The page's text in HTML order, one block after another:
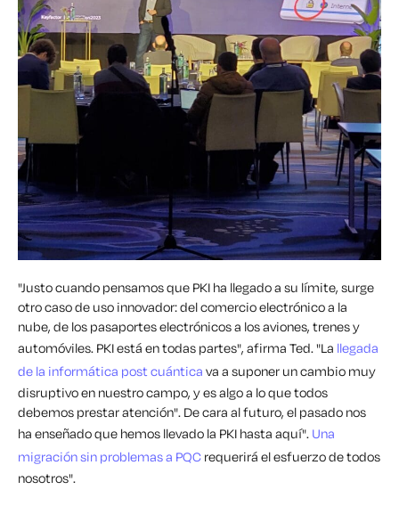
"Justo cuando pensamos que PKI ha llegado a su límite, surge
otro caso de uso innovador: del comercio electrónico a la
nube, de los pasaportes electrónicos a los aviones, trenes y
automóviles. PKI está en todas partes", afirma Ted. "La llegada
de la informática post cuántica va a suponer un cambio muy
disruptivo en nuestro campo, y es algo a lo que todos
debemos prestar atención". De cara al futuro, el pasado nos
ha enseñado que hemos llevado la PKI hasta aquí". Una
migración sin problemas a PQC requerirá el esfuerzo de todos
nosotros".